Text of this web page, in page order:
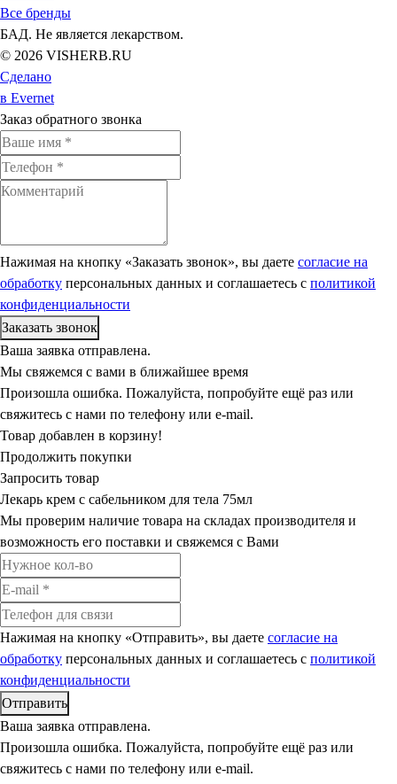
Все бренды
БАД. Не является лекарством.
© 2026 VISHERB.RU
Сделано
в Evernet
Заказ обратного звонка
Нажимая на кнопку «Заказать звонок», вы даете согласие на
обработку персональных данных и соглашаетесь c политикой
конфиденциальности
Ваша заявка отправлена.
Мы свяжемся с вами в ближайшее время
Произошла ошибка. Пожалуйста, попробуйте ещё раз или
свяжитесь с нами по телефону или e-mail.
Товар добавлен в корзину!
Продолжить покупки
Запросить товар
Лекарь крем с сабельником для тела 75мл
Мы проверим наличие товара на складах производителя и
возможность его поставки и свяжемся с Вами
Нажимая на кнопку «Отправить», вы даете согласие на
обработку персональных данных и соглашаетесь c политикой
конфиденциальности
Ваша заявка отправлена.
Произошла ошибка. Пожалуйста, попробуйте ещё раз или
свяжитесь с нами по телефону или e-mail.